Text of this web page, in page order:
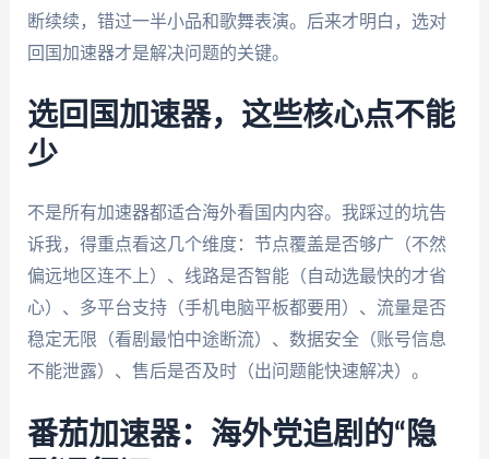
断续续，错过一半小品和歌舞表演。后来才明白，选对
回国加速器才是解决问题的关键。
选回国加速器，这些核心点不能
少
不是所有加速器都适合海外看国内内容。我踩过的坑告
诉我，得重点看这几个维度：节点覆盖是否够广（不然
偏远地区连不上）、线路是否智能（自动选最快的才省
心）、多平台支持（手机电脑平板都要用）、流量是否
稳定无限（看剧最怕中途断流）、数据安全（账号信息
不能泄露）、售后是否及时（出问题能快速解决）。
番茄加速器：海外党追剧的“隐